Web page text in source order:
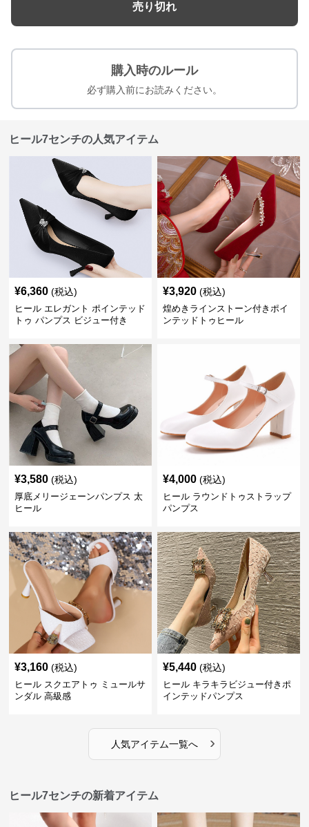
売り切れ
購入時のルール
必ず購入前にお読みください。
ヒール7センチの人気アイテム
¥6,360 (税込)
ヒール エレガント ポインテッド
トゥ パンプス ビジュー付き
¥3,920 (税込)
煌めきラインストーン付きポイ
ンテッドトゥヒール
¥3,580 (税込)
厚底メリージェーンパンプス 太
ヒール
¥4,000 (税込)
ヒール ラウンドトゥストラップ
パンプス
¥3,160 (税込)
ヒール スクエアトゥ ミュールサ
ンダル 高級感
¥5,440 (税込)
ヒール キラキラビジュー付きポ
インテッドパンプス
人気アイテム一覧へ ›
ヒール7センチの新着アイテム